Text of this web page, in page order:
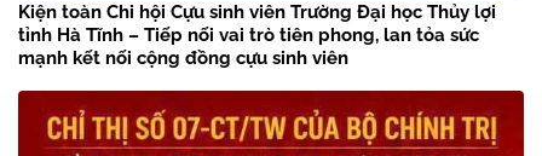
Kiện toàn Chi hội Cựu sinh viên Trường Đại học Thủy lợi
tỉnh Hà Tĩnh – Tiếp nối vai trò tiên phong, lan tỏa sức
mạnh kết nối cộng đồng cựu sinh viên